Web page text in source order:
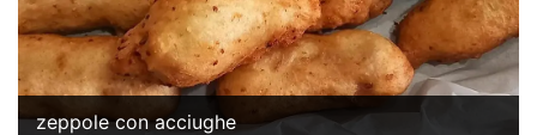
zeppole con acciughe